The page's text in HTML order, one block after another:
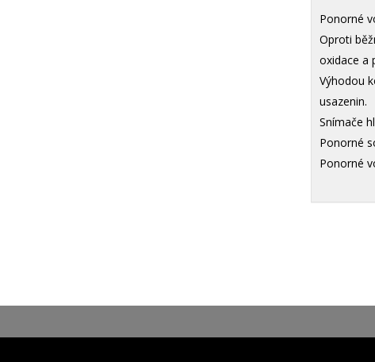
Ponorné
Oproti
oxidace a
Výhodou
usazenin.
Snímače
Ponorné
Ponorné